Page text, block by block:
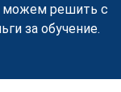
можем решить с
за обучение.